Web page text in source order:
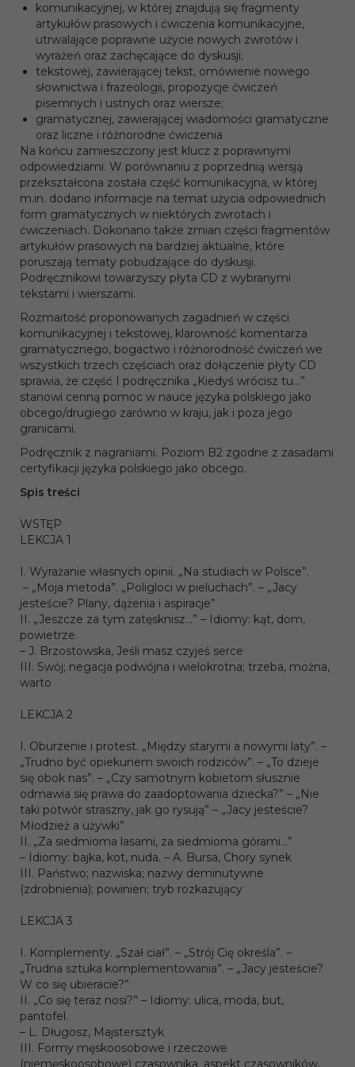
komunikacyjnej, w której znajdują się fragmenty
artykułów prasowych i ćwiczenia komunikacyjne,
utrwalające poprawne użycie nowych zwrotów i
wyrażeń oraz zachęcające do dyskusji;
tekstowej, zawierającej tekst, omówienie nowego
słownictwa i frazeologii, propozycje ćwiczeń
pisemnych i ustnych oraz wiersze;
gramatycznej, zawierającej wiadomości gramatyczne
oraz liczne i różnorodne ćwiczenia
Na końcu zamieszczony jest klucz z poprawnymi
odpowiedziami. W porównaniu z poprzednią wersją
przekształcona została część komunikacyjna, w której
m.in. dodano informacje na temat użycia odpowiednich
form gramatycznych w niektórych zwrotach i
ćwiczeniach. Dokonano także zmian części fragmentów
artykułów prasowych na bardziej aktualne, które
poruszają tematy pobudzające do dyskusji.
Podręcznikowi towarzyszy płyta CD z wybranymi
tekstami i wierszami.
Rozmaitość proponowanych zagadnień w części
komunikacyjnej i tekstowej, klarowność komentarza
gramatycznego, bogactwo i różnorodność ćwiczeń we
wszystkich trzech częściach oraz dołączenie płyty CD
sprawia, że część I podręcznika „Kiedyś wrócisz tu...”
stanowi cenną pomoc w nauce języka polskiego jako
obcego/drugiego zarówno w kraju, jak i poza jego
granicami.
Podręcznik z nagraniami. Poziom B2 zgodne z zasadami
certyfikacji języka polskiego jako obcego.
Spis treści
WSTĘP
LEKCJA 1
I. Wyrażanie własnych opinii. „Na studiach w Polsce”.
– „Moja metoda”. „Poligloci w pieluchach”. – „Jacy
jesteście? Plany, dążenia i aspiracje”
II. „Jeszcze za tym zatęsknisz...” – Idiomy: kąt, dom,
powietrze.
– J. Brzostowska, Jeśli masz czyjeś serce
III. Swój; negacja podwójna i wielokrotna; trzeba, można,
warto
LEKCJA 2
I. Oburzenie i protest. „Między starymi a nowymi laty”. –
„Trudno być opiekunem swoich rodziców”. – „To dzieje
się obok nas”. – „Czy samotnym kobietom słusznie
odmawia się prawa do zaadoptowania dziecka?” – „Nie
taki potwór straszny, jak go rysują” – „Jacy jesteście?
Młodzież a używki”
II. „Za siedmioma lasami, za siedmioma górami...”
– Idiomy: bajka, kot, nuda. – A. Bursa, Chory synek
III. Państwo; nazwiska; nazwy deminutywne
(zdrobnienia); powinien; tryb rozkazujący
LEKCJA 3
I. Komplementy. „Szał ciał”. – „Strój Cię określa”. –
„Trudna sztuka komplementowania”. – „Jacy jesteście?
W co się ubieracie?”
II. „Co się teraz nosi?” – Idiomy: ulica, moda, but,
pantofel.
– L. Długosz, Majstersztyk
III. Formy męskoosobowe i rzeczowe